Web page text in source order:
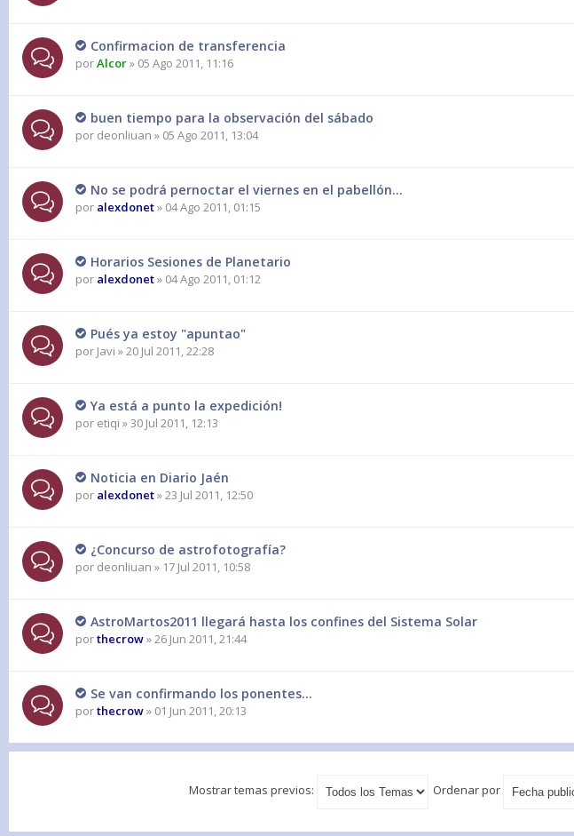
Confirmacion de transferencia
porAlcor» 05 Ago 2011, 11:16
buen tiempo para la observación del sábado
por deonliuan » 05 Ago 2011, 13:04
No se podrá pernoctar el viernes en el pabellón...
por alexdonet» 04 Ago 2011, 01:15
Horarios Sesiones de Planetario
por alexdonet» 04 Ago 2011, 01:12
Pués ya estoy "apuntao"
por Javi » 20 Jul 2011, 22:28
Ya está a punto la expedición!
por etiqi » 30 Jul 2011, 12:13
Noticia en Diario Jaén
por alexdonet» 23 Jul 2011, 12:50
¿Concurso de astrofotografía?
por deonliuan » 17 Jul 2011, 10:58
AstroMartos2011 llegará hasta los confines del Sistema Solar
porthecrow» 26 Jun 2011, 21:44
Se van confirmando los ponentes...
porthecrow» 01 Jun 2011, 20:13
Mostrar temas previos: Ordenar por